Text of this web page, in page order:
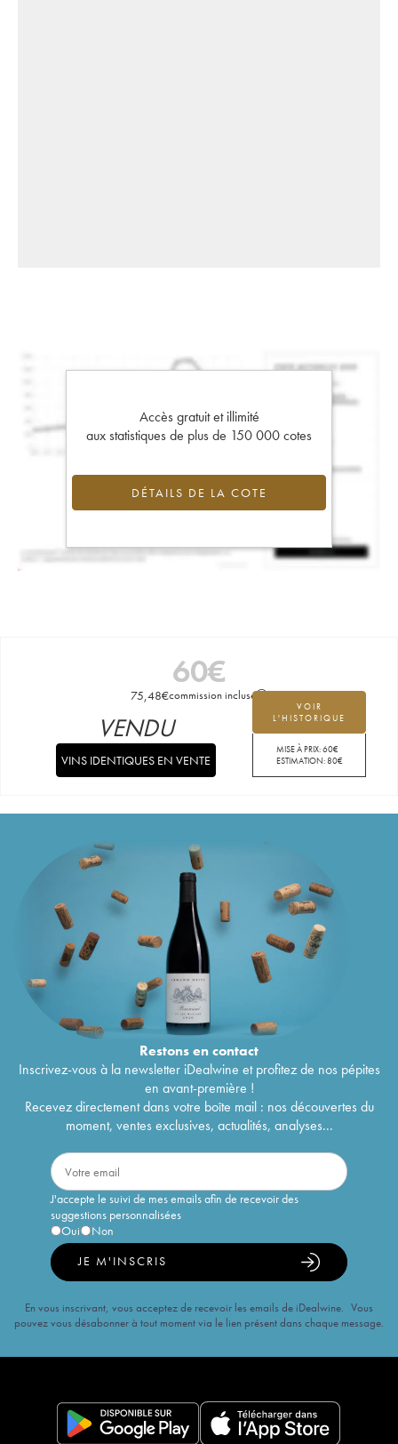
Accès gratuit et illimité
aux statistiques de plus de 150 000 cotes
DÉTAILS DE LA COTE
60€
75,48€commission incluse
VOIR
L'HISTORIQUE
MISE À PRIX:60€
ESTIMATION:80€
VENDU
VINS IDENTIQUES EN VENTE
Restons encontact
Inscrivez-vous à la newsletter iDealwine et profitez de nos pépites
en avant-première !
Recevez directement dans votre boîte mail : nos découvertes du
moment, ventes exclusives, actualités, analyses...
J'accepte le suivi de mes emails afin de recevoir des
suggestions personnalisées
Oui
Non
JE M'INSCRIS
En vous inscrivant, vous acceptez de recevoir les emails de iDealwine. Vous
pouvez vous désabonner à tout moment via le lien présent dans chaque message.